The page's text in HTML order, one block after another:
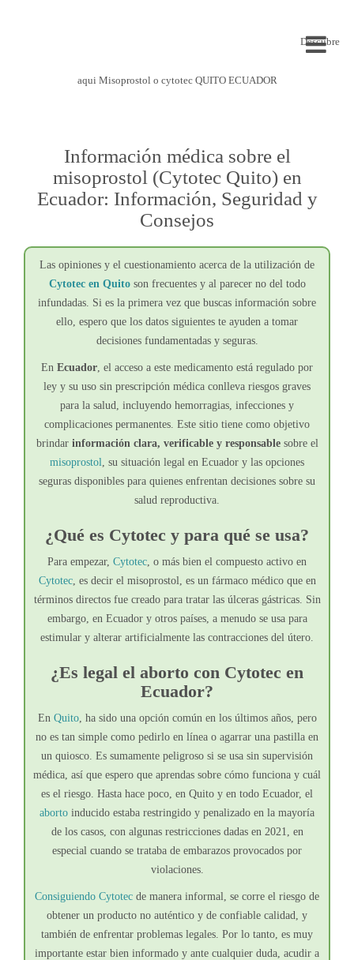
Descubre
aqui Misoprostol o cytotec QUITO ECUADOR
Información médica sobre el
misoprostol (Cytotec Quito) en
Ecuador: Información, Seguridad y
Consejos
Las opiniones y el cuestionamiento acerca de la utilización de
Cytotec en Quito son frecuentes y al parecer no del todo
infundadas. Si es la primera vez que buscas información sobre
ello, espero que los datos siguientes te ayuden a tomar
decisiones fundamentadas y seguras.
En Ecuador, el acceso a este medicamento está regulado por
ley y su uso sin prescripción médica conlleva riesgos graves
para la salud, incluyendo hemorragias, infecciones y
complicaciones permanentes. Este sitio tiene como objetivo
brindar información clara, verificable y responsablesobre el
misoprostol, su situación legal en Ecuador y las opciones
seguras disponibles para quienes enfrentan decisiones sobre su
salud reproductiva.
¿Qué es Cytotec y para qué se usa?
Para empezar, Cytotec, o más bien el compuesto activo en
Cytotec, es decir el misoprostol, es un fármaco médico que en
términos directos fue creado para tratar las úlceras gástricas. Sin
embargo, en Ecuador y otros países, a menudo se usa para
estimular y alterar artificialmente las contracciones del útero.
¿Es legal el aborto con Cytotec en
Ecuador?
En Quito, ha sido una opción común en los últimos años, pero
no es tan simple como pedirlo en línea o agarrar una pastilla en
un quiosco. Es sumamente peligroso si se usa sin supervisión
médica, así que espero que aprendas sobre cómo funciona y cuál
es el riesgo. Hasta hace poco, en Quito y en todo Ecuador, el
aborto inducido estaba restringido y penalizado en la mayoría
de los casos, con algunas restricciones dadas en 2021, en
especial cuando se trataba de embarazos provocados por
violaciones.
Consiguiendo Cytotec de manera informal, se corre el riesgo de
obtener un producto no auténtico y de confiable calidad, y
también de enfrentar problemas legales. Por lo tanto, es muy
importante estar bien informado y ante cualquier duda, acudir a